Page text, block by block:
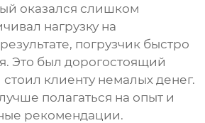
оказался слишком
нагрузку на
погрузчик быстро
Это был дорогостоящий
клиенту немалых денег.
полагаться на опыт и
рекомендации.